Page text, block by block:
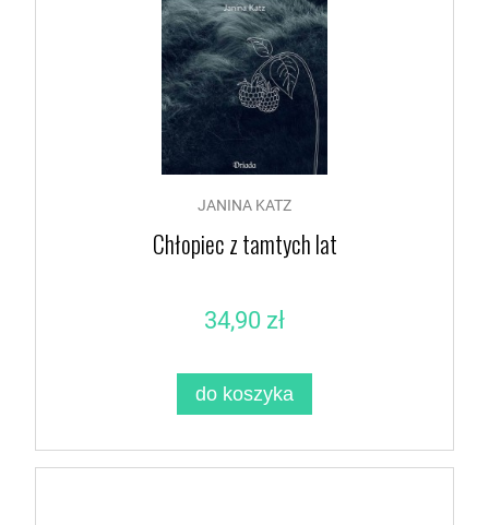
JANINA KATZ
Chłopiec z tamtych lat
34,90 zł
do koszyka